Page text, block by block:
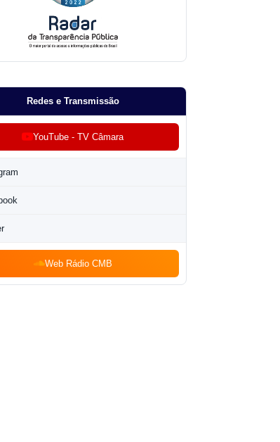
Redes e Transmissão
YouTube - TV Câmara
Web Rádio CMB